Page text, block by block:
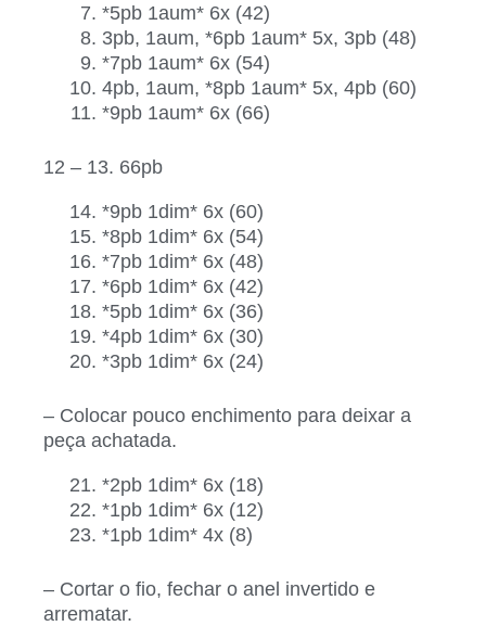
*5pb 1aum* 6x (42)
3pb, 1aum, *6pb 1aum* 5x, 3pb (48)
*7pb 1aum* 6x (54)
4pb, 1aum, *8pb 1aum* 5x, 4pb (60)
*9pb 1aum* 6x (66)
12 – 13. 66pb
*9pb 1dim* 6x (60)
*8pb 1dim* 6x (54)
*7pb 1dim* 6x (48)
*6pb 1dim* 6x (42)
*5pb 1dim* 6x (36)
*4pb 1dim* 6x (30)
*3pb 1dim* 6x (24)
– Colocar pouco enchimento para deixar a
peça achatada.
*2pb 1dim* 6x (18)
*1pb 1dim* 6x (12)
*1pb 1dim* 4x (8)
– Cortar o fio, fechar o anel invertido e
arrematar.